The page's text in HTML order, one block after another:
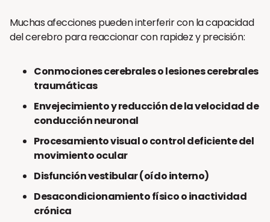
Muchas afecciones pueden interferir con la capacidad
del cerebro para reaccionar con rapidez y precisión:
Conmociones cerebrales o lesiones cerebrales
traumáticas
Envejecimiento y reducción de la velocidad de
conducción neuronal
Procesamiento visual o control deficiente del
movimiento ocular
Disfunción vestibular (oído interno)
Desacondicionamiento físico o inactividad
crónica